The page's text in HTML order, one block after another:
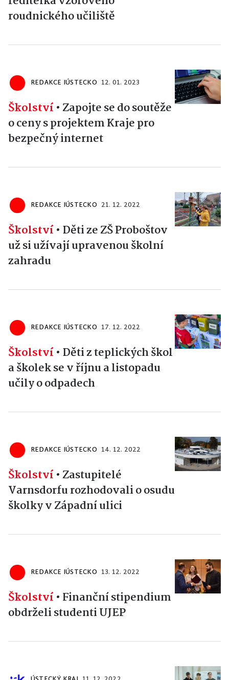
roudnického učiliště
REDAKCE IÚSTECKO 12. 01. 2023
Školství• Zapojte se do soutěže
o ceny s projektem Kraje pro
bezpečný internet
REDAKCE IÚSTECKO 21. 12. 2022
Školství• Děti ze ZŠ Proboštov
už si užívají upravenou školní
zahradu
REDAKCE IÚSTECKO 17. 12. 2022
Školství• Děti z teplických škol
a školek se v říjnu a listopadu
učily o odpadech
REDAKCE IÚSTECKO 14. 12. 2022
Školství• Zastupitelé
Varnsdorfu rozhodovali o osudu
školky v Západní ulici
REDAKCE IÚSTECKO 13. 12. 2022
Školství• Finanční stipendium
obdrželi studenti UJEP